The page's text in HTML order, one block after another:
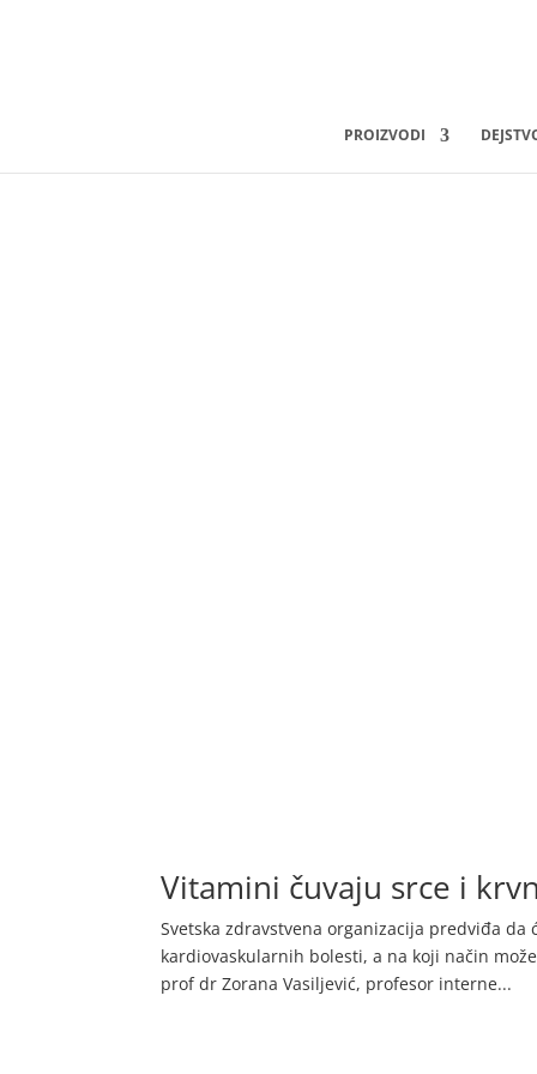
PROIZVODI
Vitamini čuvaju srce i
Svetska zdravstvena organizacija predviđa
kardiovaskularnih bolesti, a na koji način
prof dr Zorana Vasiljević, profesor interne...